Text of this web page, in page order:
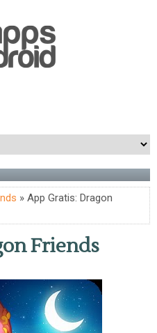
» App Gratis: Dragon
Friends